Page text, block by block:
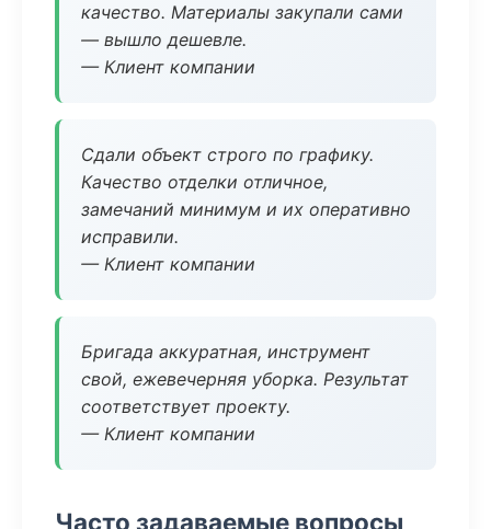
качество. Материалы закупали сами
— вышло дешевле.
— Клиент компании
Сдали объект строго по графику.
Качество отделки отличное,
замечаний минимум и их оперативно
исправили.
— Клиент компании
Бригада аккуратная, инструмент
свой, ежевечерняя уборка. Результат
соответствует проекту.
— Клиент компании
Часто задаваемые вопросы